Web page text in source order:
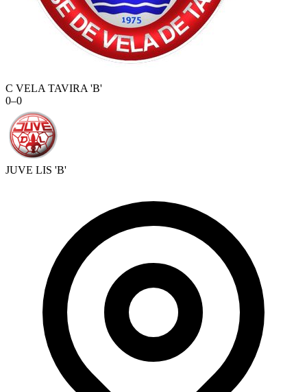
C VELA TAVIRA 'B'
0–0
JUVE LIS 'B'